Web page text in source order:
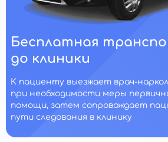
Бесплатная
до клиники
К пациенту выезжает врач-
при необходимости меры
помощи, затем сопровождает
пути следования в клинику